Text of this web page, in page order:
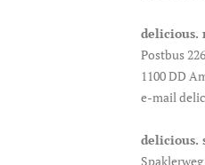
delicious.
Postbus
1100 DD
e-mail
delicious.